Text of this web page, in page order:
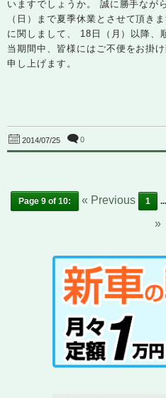
いますでしょうか。 誠に勝手なが
（日）まで夏季休業とさせて頂き
に関しまして、 18日（月）以降、
当期間中、皆様にはご不便をお掛
申し上げます。
2014/07/25 0
Page 9 of 10: « Previous 1 ...
»